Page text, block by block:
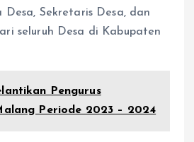
Desa, Sekretaris Desa, dan
seluruh Desa di Kabupaten
Pengurus
Periode 2023 – 2024